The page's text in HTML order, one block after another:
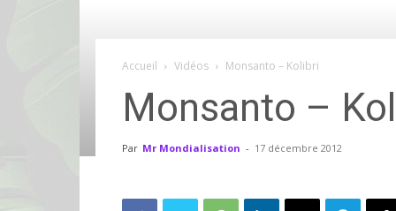
Accueil Vidéos Monsanto – Kolibri
Monsanto –
Par Mr Mondialisation - 17 décembre 2012